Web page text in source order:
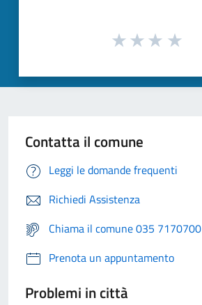
Contatta il comune
Leggi le domande frequenti
Richiedi Assistenza
Chiama il comune 035 7170700
Prenota un appuntamento
Problemi in città